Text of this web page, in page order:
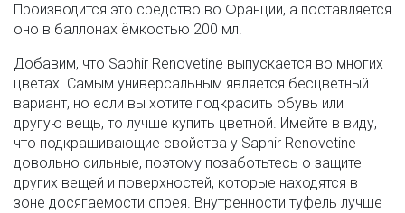
Производится это средство во Франции, а поставляется
оно в баллонах ёмкостью 200 мл.
Добавим, что Saphir Renovetine выпускается во многих
цветах. Самым универсальным является бесцветный
вариант, но если вы хотите подкрасить обувь или
другую вещь, то лучше купить цветной. Имейте в виду,
что подкрашивающие свойства у Saphir Renovetine
довольно сильные, поэтому позаботьтесь о защите
других вещей и поверхностей, которые находятся в
зоне досягаемости спрея. Внутренности туфель лучше